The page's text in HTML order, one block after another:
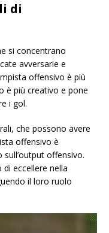
di
si concentrano
avversarie e
offensivo è più
è più creativo e pone
i gol.
che possono avere
offensivo è
offensivo.
eccellere nella
il loro ruolo